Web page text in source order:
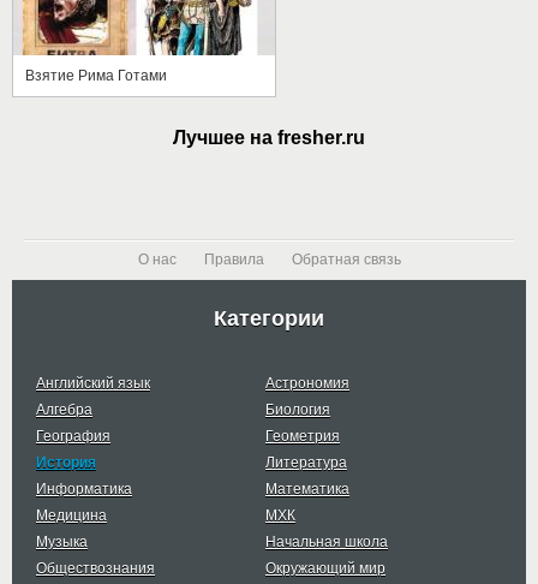
Взятие Рима Готами
Лучшее на fresher.ru
О нас Правила Обратная связь
Категории
Английский язык
Астрономия
Алгебра
Биология
География
Геометрия
История
Литература
Информатика
Математика
Медицина
МХК
Музыка
Начальная школа
Обществознания
Окружающий мир